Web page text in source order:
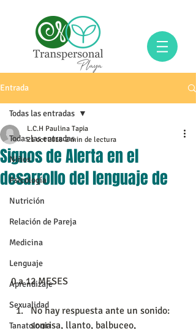
Entrada
Todas las entradas
Niños
Psicología
Nutrición
Relación de Pareja
Medicina
Lenguaje
Aprendizaje
Sexualidad
Tanatología
Todas las entradas
Signos de Alerta en el
desarrollo del lenguaje de
L.C.H Paulina Tapia
21 oct 2018 2 min de lectura
0 a 12 MESES
No hay respuesta ante un sonido:
sonrisa, llanto, balbuceo,